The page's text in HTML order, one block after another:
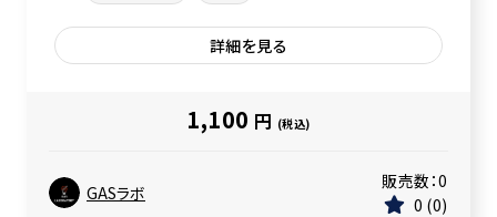
詳細を見る
1,100 円 (税込)
GASラボ
販売数：0
0 0